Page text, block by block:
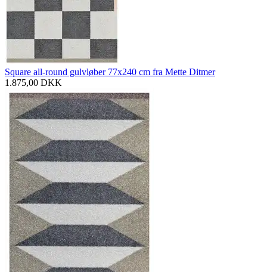
Square all-round gulvløber 77x240 cm fra Mette Ditmer
1.875,00 DKK